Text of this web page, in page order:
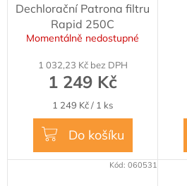
Dechlorační Patrona filtru
Rapid 250C
Momentálně nedostupné
1 032,23 Kč bez DPH
1 249 Kč
Měrná
cena:
1 249 Kč / 1 ks
Do košíku
Kód: 060531